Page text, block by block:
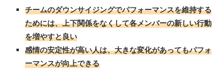
チームのダウンサイジングでパフォーマンスを維持する
ためには、上下関係をなくして各メンバーの新しい行動
を増やすと良い
感情の安定性が高い人は、大きな変化があってもパフォ
ーマンスが向上できる